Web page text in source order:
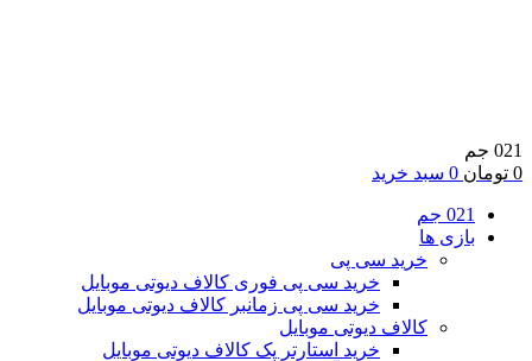
021 جم
0 تومان 0 سبد خرید
021 جم
بازی ها
خرید سی پی
خرید سی پی فوری کالاف دیوتی موبایل
خرید سی پی زمانبر کالاف دیوتی موبایل
کالاف دیوتی موبایل
خرید استارتر پک کالاف دیوتی موبایل